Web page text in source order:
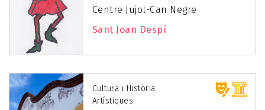
Centre Jujol-Can Negre
Sant Joan Despí
Cultura i Història
Artístiques